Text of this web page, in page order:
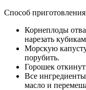
Способ
Корнеплоды
нарезать
Морскую
порубить.
Горошек
Все
масло и